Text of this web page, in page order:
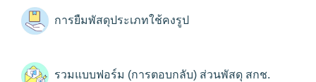
การยืมพัสดุประเภทใช้คงรูป
รวมแบบฟอร์ม (การตอบกลับ) ส่วนพัสดุ สกช.